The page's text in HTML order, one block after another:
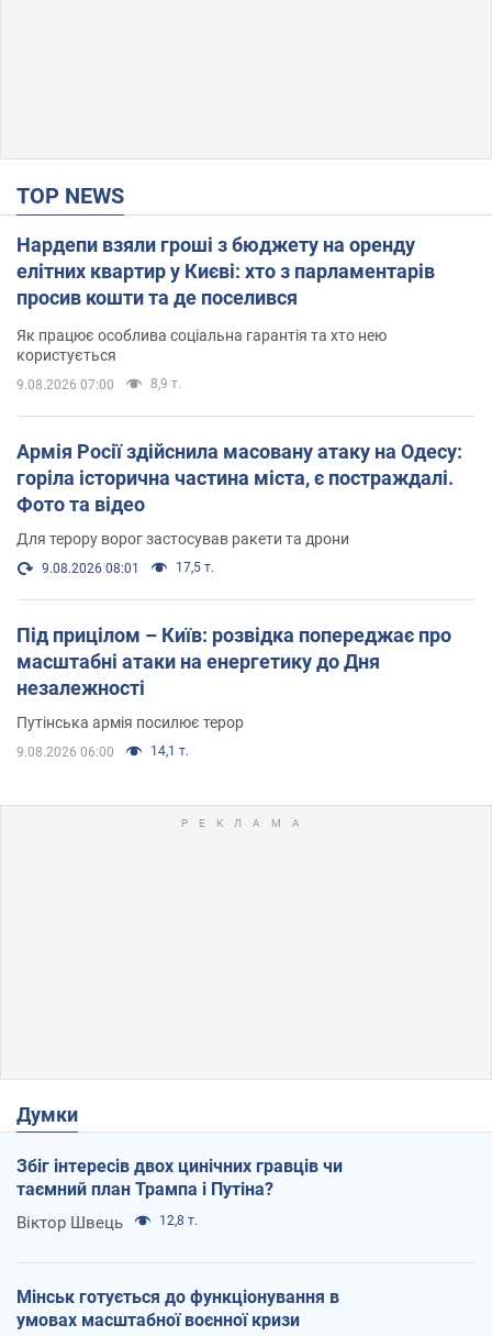
TOP NEWS
Нардепи взяли гроші з бюджету на оренду
елітних квартир у Києві: хто з парламентарів
просив кошти та де поселився
Як працює особлива соціальна гарантія та хто нею
користується
9.08.2026 07:00 8,9 т.
Армія Росії здійснила масовану атаку на Одесу:
горіла історична частина міста, є постраждалі.
Фото та відео
Для терору ворог застосував ракети та дрони
9.08.2026 08:01 17,5 т.
Під прицілом – Київ: розвідка попереджає про
масштабні атаки на енергетику до Дня
незалежності
Путінська армія посилює терор
9.08.2026 06:00 14,1 т.
Думки
Збіг інтересів двох цинічних гравців чи
таємний план Трампа і Путіна?
Віктор Швець 12,8 т.
Мінськ готується до функціонування в
умовах масштабної воєнної кризи